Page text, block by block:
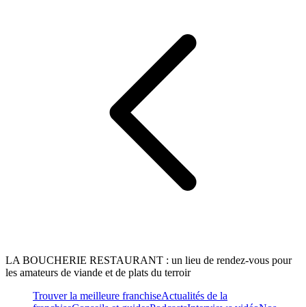
LA BOUCHERIE RESTAURANT : un lieu de rendez-vous pour
les amateurs de viande et de plats du terroir
Trouver la meilleure franchiseActualités de la